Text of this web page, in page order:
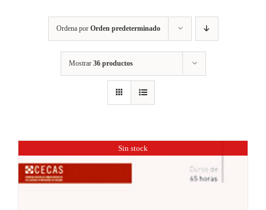
Ordena por Orden predeterminado
Mostrar 36 productos
Sin stock